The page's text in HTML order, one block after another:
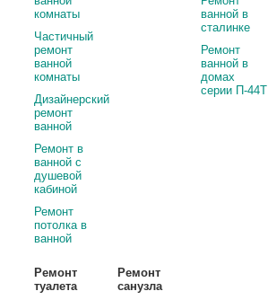
комнаты
Частичный
ремонт
ванной
комнаты
Дизайнерский
ремонт
ванной
Ремонт в
ванной с
душевой
кабиной
Ремонт
потолка в
ванной
ванной в
сталинке
Ремонт
ванной в
домах
серии П-44Т
Ремонт
туалета
Ремонт
санузла